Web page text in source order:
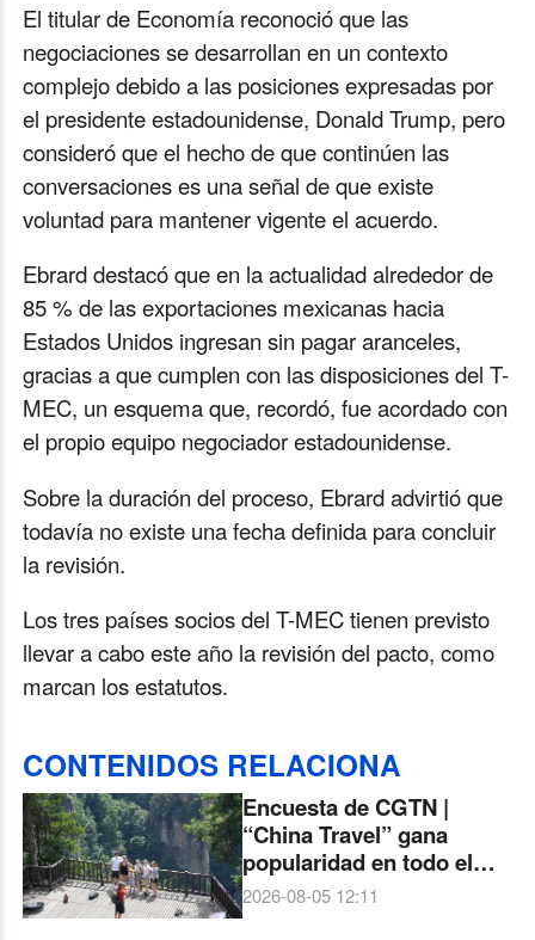
El titular de Economía reconoció que las
negociaciones se desarrollan en un contexto
complejo debido a las posiciones expresadas por
el presidente estadounidense, Donald Trump, pero
consideró que el hecho de que continúen las
conversaciones es una señal de que existe
voluntad para mantener vigente el acuerdo.
Ebrard destacó que en la actualidad alrededor de
85 % de las exportaciones mexicanas hacia
Estados Unidos ingresan sin pagar aranceles,
gracias a que cumplen con las disposiciones del T-
MEC, un esquema que, recordó, fue acordado con
el propio equipo negociador estadounidense.
Sobre la duración del proceso, Ebrard advirtió que
todavía no existe una fecha definida para concluir
la revisión.
Los tres países socios del T-MEC tienen previsto
llevar a cabo este año la revisión del pacto, como
marcan los estatutos.
CONTENIDOS RELACIONA
Encuesta de CGTN |
“China Travel” gana
popularidad en todo el
mundo. Más del 90 % de
2026-08-05 12:11